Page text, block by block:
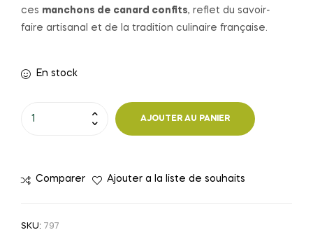
ces manchons de canard confits, reflet du savoir-
faire artisanal et de la tradition culinaire française.
En stock
CONFITS
AJOUTER AU PANIER
Comparer Ajouter a la liste de souhaits
SKU: 797